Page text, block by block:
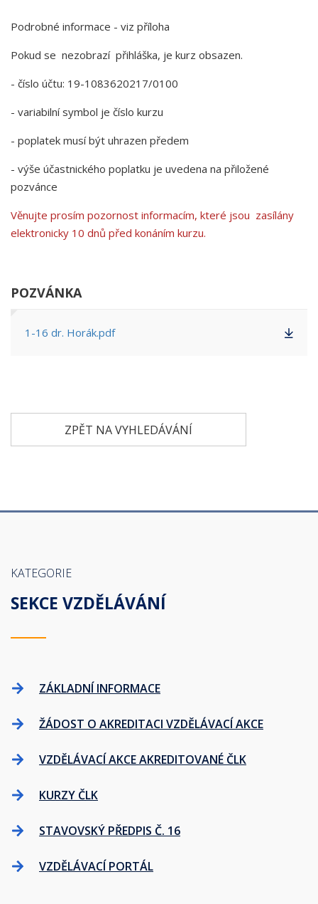
Podrobné informace - viz příloha
Pokud se nezobrazí přihláška, je kurz obsazen.
- číslo účtu: 19-1083620217/0100
- variabilní symbol je číslo kurzu
- poplatek musí být uhrazen předem
- výše účastnického poplatku je uvedena na přiložené
pozvánce
Věnujte prosím pozornost informacím, které jsou zasílány
elektronicky 10 dnů před konáním kurzu.
POZVÁNKA
1-16 dr. Horák.pdf
ZPĚT NA VYHLEDÁVÁNÍ
KATEGORIE
SEKCE VZDĚLÁVÁNÍ
ZÁKLADNÍ INFORMACE
ŽÁDOST O AKREDITACI VZDĚLÁVACÍ AKCE
VZDĚLÁVACÍ AKCE AKREDITOVANÉ ČLK
KURZY ČLK
STAVOVSKÝ PŘEDPIS Č. 16
VZDĚLÁVACÍ PORTÁL